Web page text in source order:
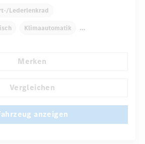
Lederlenkrad
Klimaautomatik
Automatisch abblendender Innenspiegel
Merken
Vergleichen
anzeigen